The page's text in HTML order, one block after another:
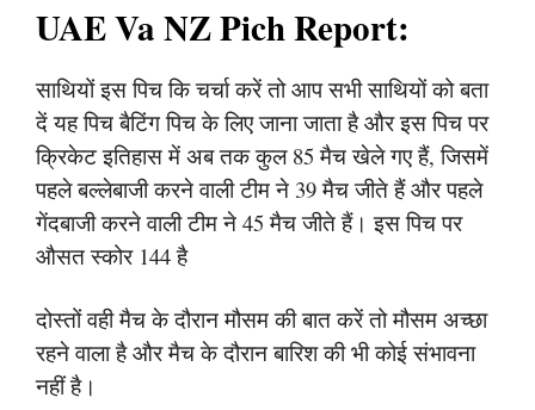
UAE Va NZ Pich Report:
साथियों इस पिच कि चर्चा करें तो आप सभी साथियों को बता
दें यह पिच बैटिंग पिच के लिए जाना जाता है और इस पिच पर
क्रिकेट इतिहास में अब तक कुल 85 मैच खेले गए हैं, जिसमें
पहले बल्लेबाजी करने वाली टीम ने 39 मैच जीते हैं और पहले
गेंदबाजी करने वाली टीम ने 45 मैच जीते हैं। इस पिच पर
औसत स्कोर 144 है
दोस्तों वही मैच के दौरान मौसम की बात करें तो मौसम अच्छा
रहने वाला है और मैच के दौरान बारिश की भी कोई संभावना
नहीं है।